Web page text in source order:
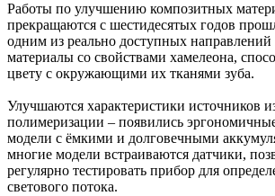
Работы по улучшению композитных
прекращаются с шестидесятых годов
одним из реально доступных направлений
материалы со свойствами хамелеона,
цвету с окружающими их тканями зуба.
Улучшаются характеристики источников
полимеризации – появились
модели с ёмкими и долговечными
многие модели встраиваются датчики,
регулярно тестировать прибор для
светового потока.